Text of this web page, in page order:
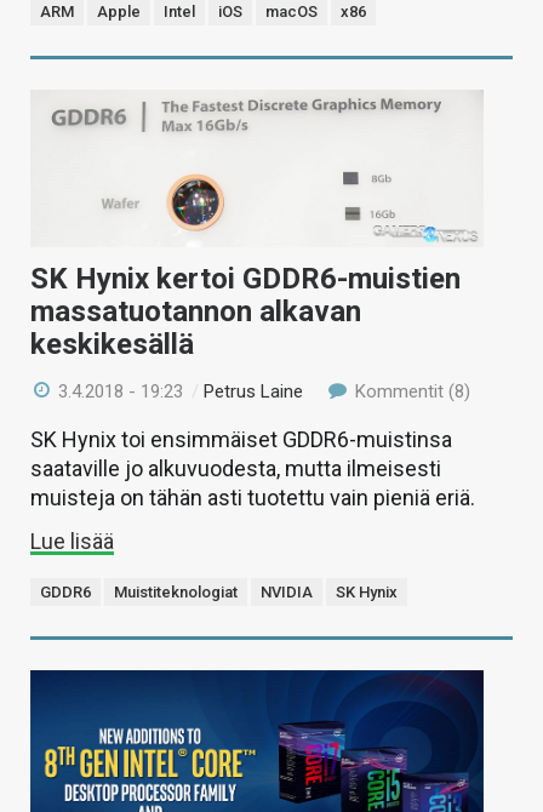
ARM Apple Intel iOS macOS x86
SK Hynix kertoi GDDR6-muistien
massatuotannon alkavan
keskikesällä
3.4.2018 - 19:23 /Petrus Laine Kommentit (8)
SK Hynix toi ensimmäiset GDDR6-muistinsa
saataville jo alkuvuodesta, mutta ilmeisesti
muisteja on tähän asti tuotettu vain pieniä eriä.
Lue lisää
GDDR6 Muistiteknologiat NVIDIA SK Hynix